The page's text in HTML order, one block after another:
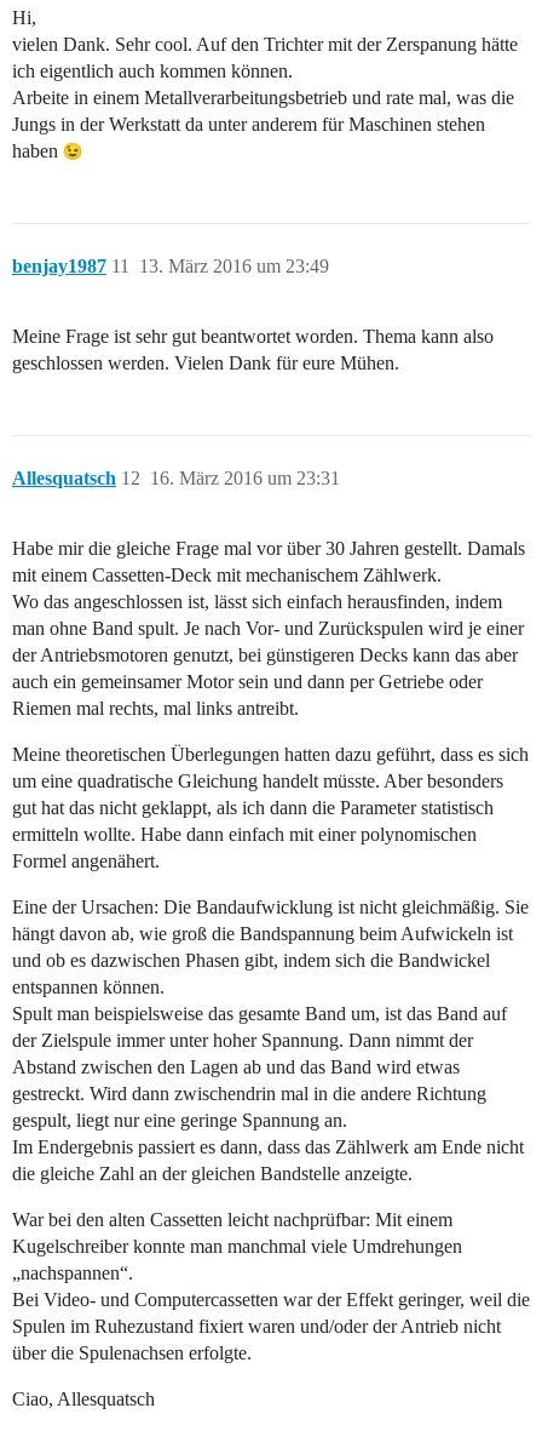
Hi,
vielen Dank. Sehr cool. Auf den Trichter mit der Zerspanung hätte
ich eigentlich auch kommen können.
Arbeite in einem Metallverarbeitungsbetrieb und rate mal, was die
Jungs in der Werkstatt da unter anderem für Maschinen stehen
haben
benjay1987 13. März 2016 um 23:49
11
Meine Frage ist sehr gut beantwortet worden. Thema kann also
geschlossen werden. Vielen Dank für eure Mühen.
Allesquatsch 16. März 2016 um 23:31
12
Habe mir die gleiche Frage mal vor über 30 Jahren gestellt. Damals
mit einem Cassetten-Deck mit mechanischem Zählwerk.
Wo das angeschlossen ist, lässt sich einfach herausfinden, indem
man ohne Band spult. Je nach Vor- und Zurückspulen wird je einer
der Antriebsmotoren genutzt, bei günstigeren Decks kann das aber
auch ein gemeinsamer Motor sein und dann per Getriebe oder
Riemen mal rechts, mal links antreibt.
Meine theoretischen Überlegungen hatten dazu geführt, dass es sich
um eine quadratische Gleichung handelt müsste. Aber besonders
gut hat das nicht geklappt, als ich dann die Parameter statistisch
ermitteln wollte. Habe dann einfach mit einer polynomischen
Formel angenähert.
Eine der Ursachen: Die Bandaufwicklung ist nicht gleichmäßig. Sie
hängt davon ab, wie groß die Bandspannung beim Aufwickeln ist
und ob es dazwischen Phasen gibt, indem sich die Bandwickel
entspannen können.
Spult man beispielsweise das gesamte Band um, ist das Band auf
der Zielspule immer unter hoher Spannung. Dann nimmt der
Abstand zwischen den Lagen ab und das Band wird etwas
gestreckt. Wird dann zwischendrin mal in die andere Richtung
gespult, liegt nur eine geringe Spannung an.
Im Endergebnis passiert es dann, dass das Zählwerk am Ende nicht
die gleiche Zahl an der gleichen Bandstelle anzeigte.
War bei den alten Cassetten leicht nachprüfbar: Mit einem
Kugelschreiber konnte man manchmal viele Umdrehungen
„nachspannen“.
Bei Video- und Computercassetten war der Effekt geringer, weil die
Spulen im Ruhezustand fixiert waren und/oder der Antrieb nicht
über die Spulenachsen erfolgte.
Ciao, Allesquatsch